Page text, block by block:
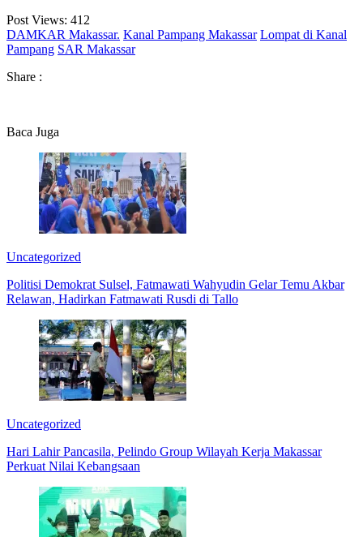
Post Views: 412
DAMKAR Makassar. Kanal Pampang Makassar Lompat di Kanal
Pampang SAR Makassar
Share :
Baca Juga
Uncategorized
Politisi Demokrat Sulsel, Fatmawati Wahyudin Gelar Temu Akbar
Relawan, Hadirkan Fatmawati Rusdi di Tallo
Uncategorized
Hari Lahir Pancasila, Pelindo Group Wilayah Kerja Makassar
Perkuat Nilai Kebangsaan